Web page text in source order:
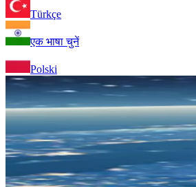
Türkçe
एक भाषा चुनें
Polski